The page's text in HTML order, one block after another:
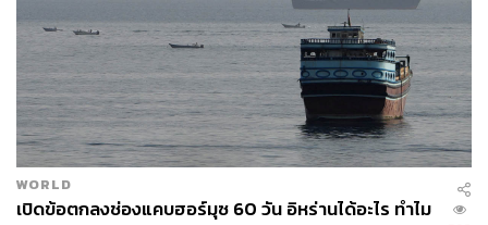
อียิปต์ และบาห์เรน และเพิกถอนสิทธิการเป็นพลเมืองของ
ประชาชนที่ขัดกับกฎหมายท้องถิ่นของพวกเขา
8. เรียกร้องให้กาตาร์ต้องเป็นผู้จ่ายค่าซ่อมแซมและค่า
ชดเชยต่อการสูญเสียทุกๆ ชีวิต และความเสียหายทางการเงิน
ที่เกิดจากนโยบายของกาตาร์ในช่วง 2-3 ปีที่ผ่านมา โดยค่า
เสียหายจะร่วมมือสรุปกับกาตาร์อีกที
9. เรียกร้องให้กาตาร์สานสัมพันธ์และดำเนินรอยตามกับ
รัฐอ่าวอาหรับประเทศอื่นๆ ทั้งทางด้านการทหาร การเมือง
WORLD
เปิดข้อตกลงช่องแคบฮอร์มุซ 60 วัน อิหร่านได้อะไร ทำไม